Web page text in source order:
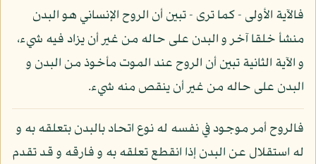
فالآية الأولى - كما ترى - تبين أن الروح الإنساني هو البدن
منشأ خلقا آخر و البدن على حاله من غير أن يزاد فيه شيء،
و الآية الثانية تبين أن الروح عند الموت مأخوذ من البدن و
البدن على حاله من غير أن ينقص منه شيء.
فالروح أمر موجود في نفسه له نوع اتحاد بالبدن بتعلقه به و
له استقلال عن البدن إذا انقطع تعلقه به و فارقه و قد تقدم